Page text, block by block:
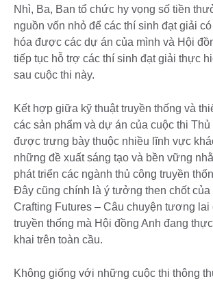
Nhì, Ba, Ban tổ chức hy vọng số tiền
nguồn vốn nhỏ để các thí sinh đạt giải
hóa được các dự án của mình và Hội
tiếp tục hỗ trợ các thí sinh đạt giải thực
sau cuộc thi này.
Kết hợp giữa kỹ thuật truyền thống và
các sản phẩm và dự án của cuộc thi
được trưng bày thuộc nhiều lĩnh vực
những đề xuất sáng tạo và bền vững
phát triển các ngành thủ công truyền
Đây cũng chính là ý tưởng then chốt của
Crafting Futures – Câu chuyện tương lai
truyền thống mà Hội đồng Anh đang
khai trên toàn cầu.
Không giống với những cuộc thi thông